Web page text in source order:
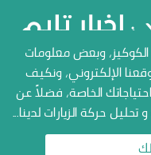
محفوظة المنصة
أخبار تايم 2026
وبعض معلومات
الإلكتروني، ونكيف
الخاصة، فضلاً عن
حركة الزيارات لدينا...